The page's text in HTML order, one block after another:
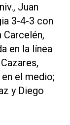
Juan
3-4-3 con
Carcelén,
en la línea
el medio;
y Diego